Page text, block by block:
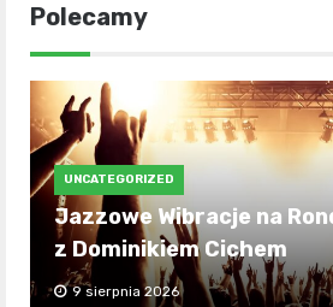
Polecamy
UNCATEGORIZED
Jazzowe Wibracje na
z Dominikiem Cichem
9 sierpnia 2026